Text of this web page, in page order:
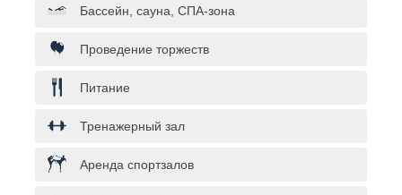
Бассейн, сауна, СПА-зона
Проведение торжеств
Питание
Тренажерный зал
Аренда спортзалов